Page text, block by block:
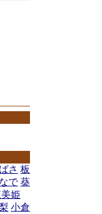
さ 板
で 葵
姫
小倉